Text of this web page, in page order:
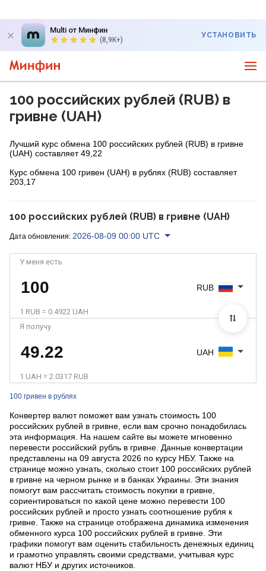
Multi от Минфин
(8,9K+)
УСТАНОВИТЬ
100 российских рублей (RUB) в
гривне (UAH)
Лучший курс обмена 100 российских рублей (RUB) в гривне
(UAH) составляет 49,22
Курс обмена 100 гривен (UAH) в рублях (RUB) составляет
203,17
100 российских рублей (RUB) в гривне (UAH)
Дата обновления: 2026-08-09 00:00 UTC
100 гривен в рублях
У меня есть
1 RUB = 0.4922 UAH
RUB
Я получу
1 UAH = 2.0317 RUB
UAH
Конвертер валют поможет вам узнать стоимость 100
российских рублей в гривне, если вам срочно понадобилась
эта информация. На нашем сайте вы можете мгновенно
перевести российский рубль в гривне. Данные конвертации
представлены на 09 августа 2026 по курсу НБУ. Также на
странице можно узнать, сколько стоит 100 российских рублей
в гривне на черном рынке и в банках Украины. Эти знания
помогут вам рассчитать стоимость покупки в гривне,
сориентироваться по какой цене можно перевести 100
российских рублей и просто узнать соотношение рубля к
гривне. Также на странице отображена динамика изменения
обменного курса 100 российских рублей в гривне. Эти
графики помогут вам оценить стабильность денежных единиц
и грамотно управлять своими средствами, учитывая курс
валют НБУ и других источников.